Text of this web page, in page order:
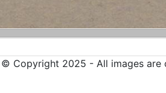
© Copyright 2025 - All images are